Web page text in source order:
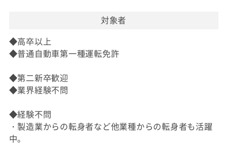
対象者
◆高卒以上
◆普通自動車第一種運転免許
◆第二新卒歓迎
◆業界経験不問
◆経験不問
・製造業からの転身者など他業種からの転身者も活躍
中。